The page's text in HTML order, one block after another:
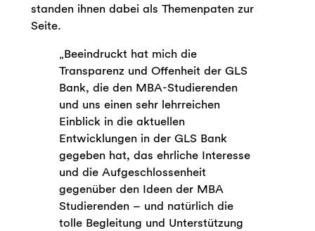
standen ihnen dabei als Themenpaten zur
Seite.
„Beeindruckt hat mich die
Transparenz und Offenheit der GLS
Bank, die den MBA-Studierenden
und uns einen sehr lehrreichen
Einblick in die aktuellen
Entwicklungen in der GLS Bank
gegeben hat, das ehrliche Interesse
und die Aufgeschlossenheit
gegenüber den Ideen der MBA
Studierenden – und natürlich die
tolle Begleitung und Unterstützung